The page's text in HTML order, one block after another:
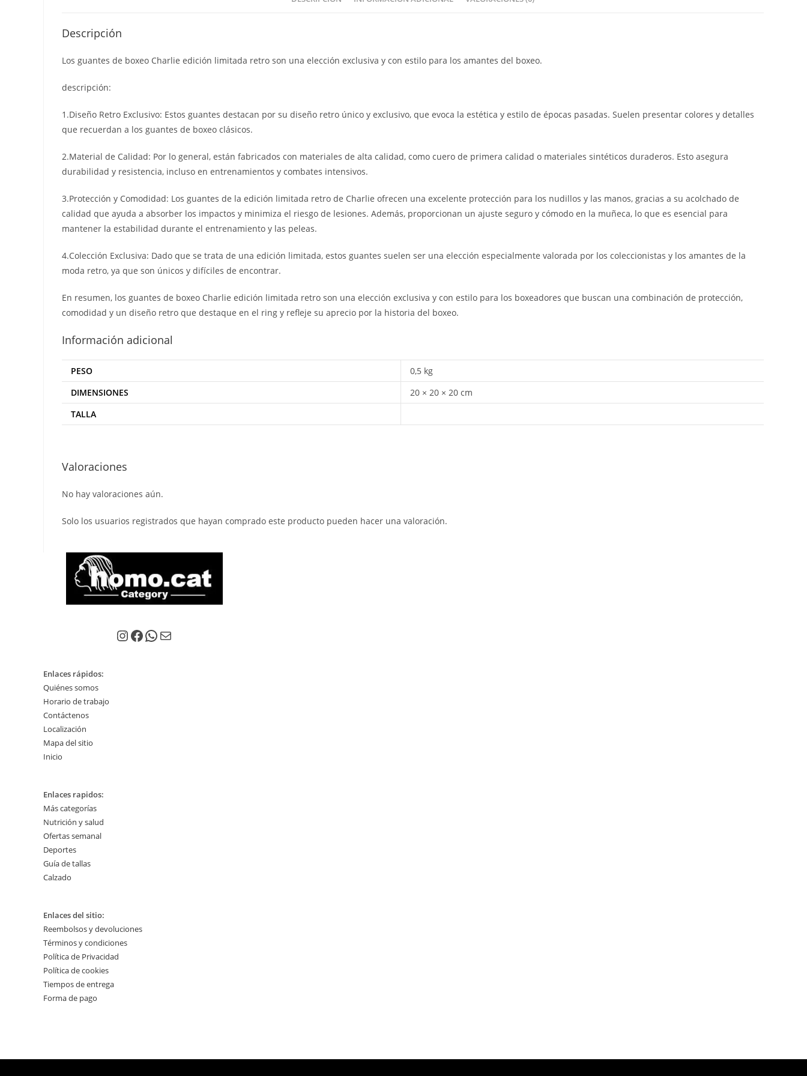
Descripción
Los guantes de boxeo Charlie edición limitada retro son una elección exclusiva y con estilo para los amantes del boxeo.
descripción:
1.Diseño Retro Exclusivo: Estos guantes destacan por su diseño retro único y exclusivo, que evoca la estética y estilo de épocas pasadas. Suelen presentar colores y detalles
que recuerdan a los guantes de boxeo clásicos.
2.Material de Calidad: Por lo general, están fabricados con materiales de alta calidad, como cuero de primera calidad o materiales sintéticos duraderos. Esto asegura
durabilidad y resistencia, incluso en entrenamientos y combates intensivos.
3.Protección y Comodidad: Los guantes de la edición limitada retro de Charlie ofrecen una excelente protección para los nudillos y las manos, gracias a su acolchado de
calidad que ayuda a absorber los impactos y minimiza el riesgo de lesiones. Además, proporcionan un ajuste seguro y cómodo en la muñeca, lo que es esencial para
mantener la estabilidad durante el entrenamiento y las peleas.
4.Colección Exclusiva: Dado que se trata de una edición limitada, estos guantes suelen ser una elección especialmente valorada por los coleccionistas y los amantes de la
moda retro, ya que son únicos y difíciles de encontrar.
En resumen, los guantes de boxeo Charlie edición limitada retro son una elección exclusiva y con estilo para los boxeadores que buscan una combinación de protección,
comodidad y un diseño retro que destaque en el ring y refleje su aprecio por la historia del boxeo.
Información adicional
PESO
0,5 kg
DIMENSIONES
20 × 20 × 20 cm
TALLA
Valoraciones
No hay valoraciones aún.
Solo los usuarios registrados que hayan comprado este producto pueden hacer una valoración.
Instagram
Facebook
WhatsApp
Correo electrónico
Enlaces rápidos:
Quiénes somos
Horario de trabajo
Contáctenos
Localización
Mapa del sitio
Inicio
Enlaces rapidos:
Más categorías
Nutrición y salud
Ofertas semanal
Deportes
Guía de tallas
Calzado
Enlaces del sitio:
Reembolsos y devoluciones
Términos y condiciones
Política de Privacidad
Política de cookies
Tiempos de entrega
Forma de pago